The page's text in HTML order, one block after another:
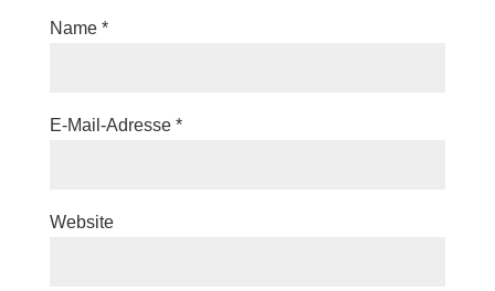
Name *
E-Mail-Adresse *
Website